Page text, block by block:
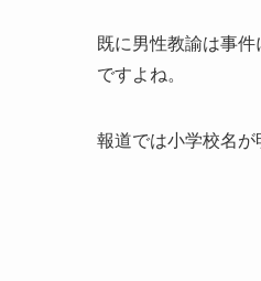
既に男性教諭は事
ですよね。
報道では小学校名が